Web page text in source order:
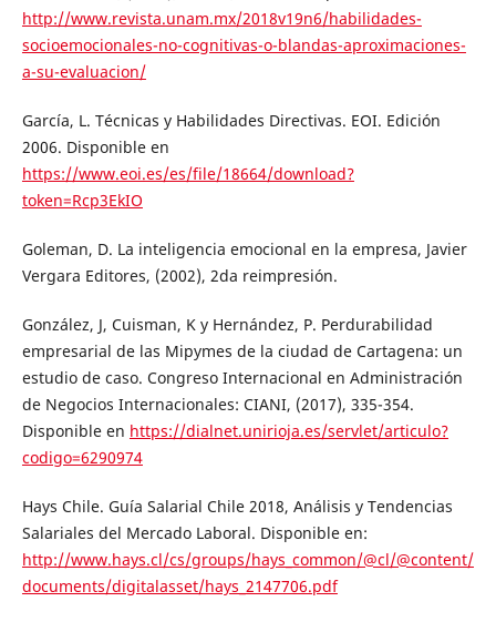
http://www.revista.unam.mx/2018v19n6/habilidades-
socioemocionales-no-cognitivas-o-blandas-aproximaciones-
a-su-evaluacion/
García, L. Técnicas y Habilidades Directivas. EOI. Edición
2006. Disponible en
https://www.eoi.es/es/file/18664/download?
token=Rcp3EkIO
Goleman, D. La inteligencia emocional en la empresa, Javier
Vergara Editores, (2002), 2da reimpresión.
González, J, Cuisman, K y Hernández, P. Perdurabilidad
empresarial de las Mipymes de la ciudad de Cartagena: un
estudio de caso. Congreso Internacional en Administración
de Negocios Internacionales: CIANI, (2017), 335-354.
Disponible en https://dialnet.unirioja.es/servlet/articulo?
codigo=6290974
Hays Chile. Guía Salarial Chile 2018, Análisis y Tendencias
Salariales del Mercado Laboral. Disponible en:
http://www.hays.cl/cs/groups/hays_common/@cl/@content/
documents/digitalasset/hays_2147706.pdf